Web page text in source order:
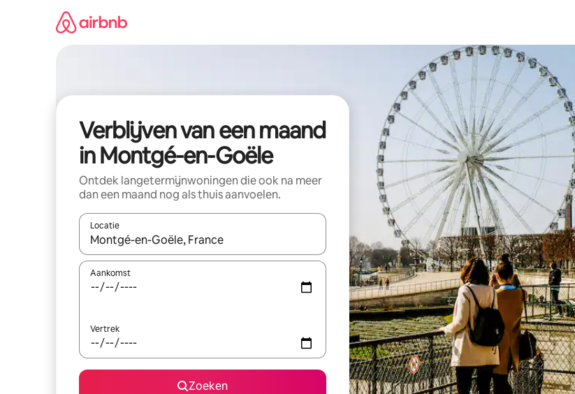
Verblijven van een maand
in Montgé-en-Goële
Ontdek langetermijnwoningen die ook na meer
dan een maand nog als thuis aanvoelen.
Locatie
Wanneer er suggesties beschikbaar zijn, maak je een keuze met je de pijltjestoetsen omhoog en omlaag,
Aankomst
Vertrek
Zoeken